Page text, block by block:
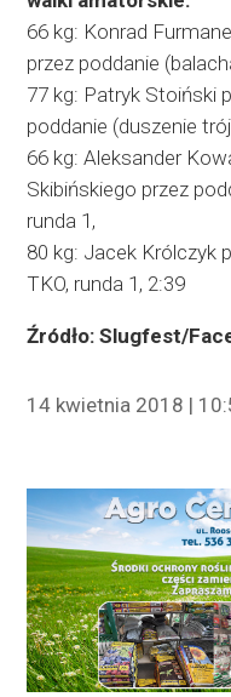
66 kg: Konrad
przez poddanie
77 kg: Patryk Stoiński
poddanie (duszenie
66 kg: Aleksander
Skibińskiego przez
runda 1,
80 kg: Jacek Królczyk
TKO, runda 1, 2:39
Źródło: Slugfest/
14 kwietnia 2018 |